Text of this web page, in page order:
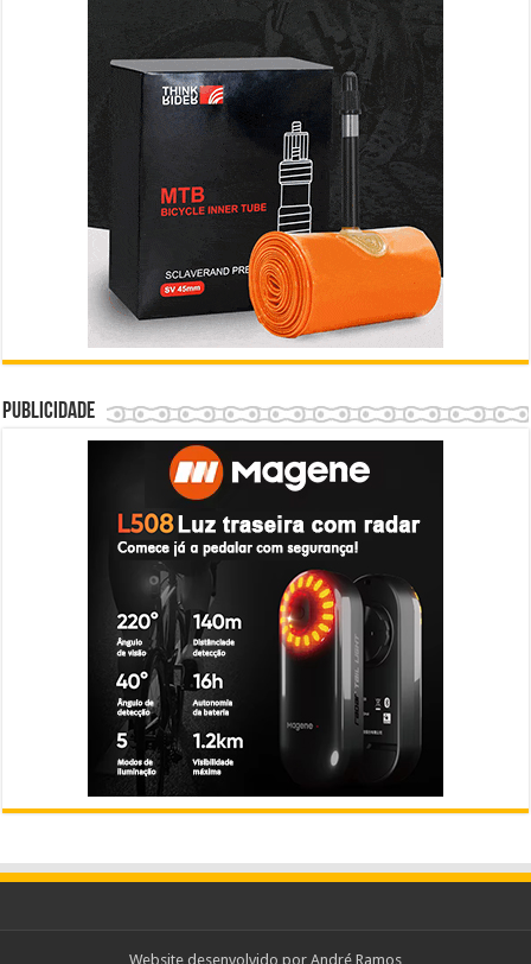
Publicidade
Website desenvolvido por André Ramos